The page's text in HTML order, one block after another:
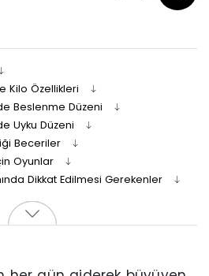
Kilo Özellikleri
Beslenme Düzeni
Uyku Düzeni
Beceriler
Oyunlar
Dikkat Edilmesi Gerekenler